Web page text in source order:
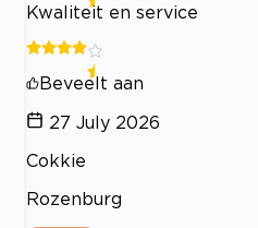
Kwaliteit en service
Beveelt aan
27 July 2026
Cokkie
Rozenburg